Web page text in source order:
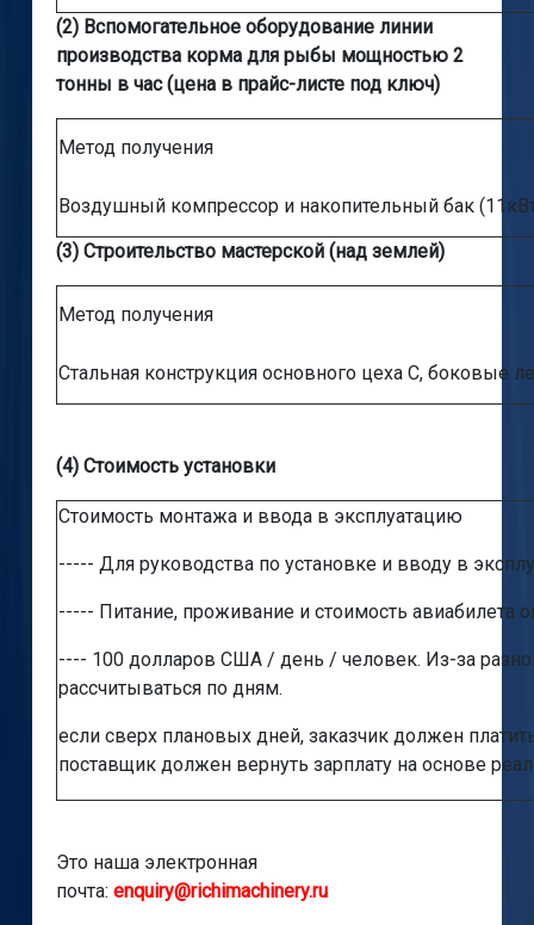
(2) Вспомогательное оборудование линии
производства корма для рыбы мощностью 2
тонны в час (цена в прайс-листе под ключ)
Метод получения
Воздушный компрессор и накопительный бак
(3) Строительство мастерской (над землей)
Метод получения
Стальная конструкция основного цеха C, боковые
(4) Стоимость установки
Стоимость монтажа и ввода в эксплуатацию
----- Для руководства по установке и вводу в
----- Питание, проживание и стоимость авиабилета
---- 100 долларов США / день / человек. Из-за
рассчитываться по дням.
если сверх плановых дней, заказчик должен
поставщик должен вернуть зарплату на основе
Это наша электронная
почта: enquiry@richimachinery.ru